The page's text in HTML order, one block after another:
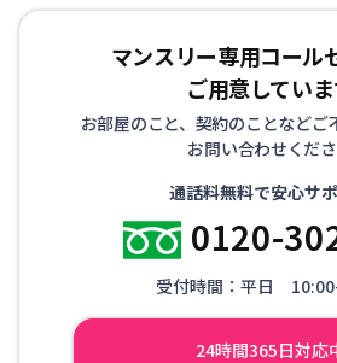
マンスリー専用コール
ご用意してい
お部屋のこと、契約のことなどご
お問い合わせくだ
通話料無料で安心サ
0120-
受付時間：平日
24時間365日対応